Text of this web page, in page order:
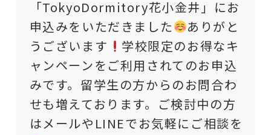
「TokyoDormitory花小金井」にお
申込みをいただきました
ありがと
うございます
学校限定のお得なキ
ャンペーンをご利用されてのお申込
みです。留学生の方からのお問合わ
せも増えております。ご検討中の方
はメールやLINEでお気軽にご相談を